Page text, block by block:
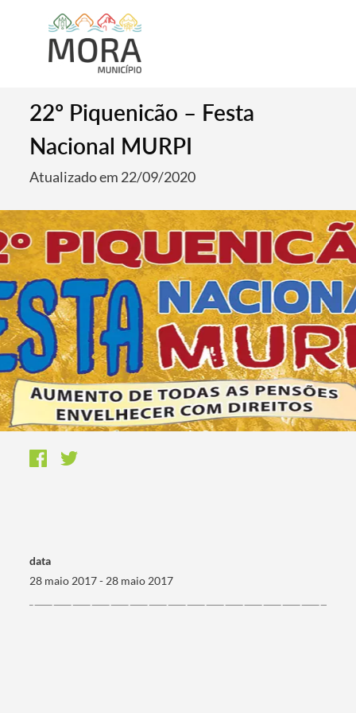
22º Piquenicão – Festa
Nacional MURPI
Atualizado em 22/09/2020
data
28 maio 2017 - 28 maio 2017